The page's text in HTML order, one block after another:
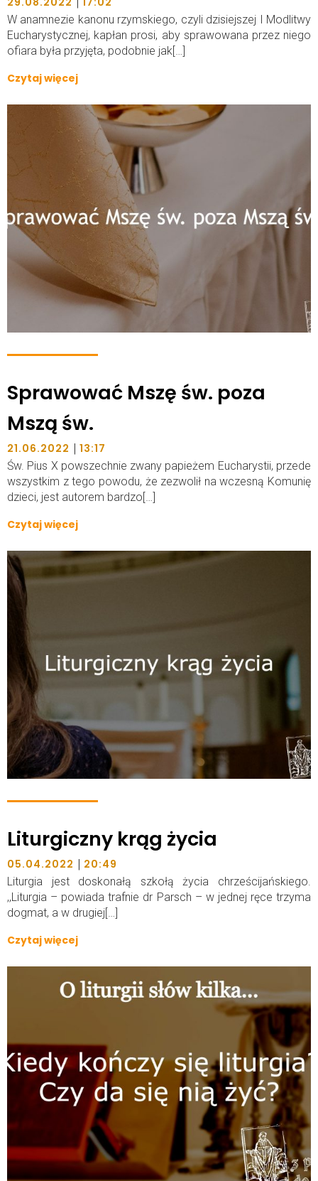
W anamnezie kanonu rzymskiego, czyli dzisiejszej I Modlitwy
Eucharystycznej, kapłan prosi, aby sprawowana przez niego
ofiara była przyjęta, podobnie jak[…]
Czytaj więcej
Sprawować Mszę św. poza
Mszą św.
21.06.2022 | 13:17
Św. Pius X powszechnie zwany papieżem Eucharystii, przede
wszystkim z tego powodu, że zezwolił na wczesną Komunię
dzieci, jest autorem bardzo[…]
Czytaj więcej
Liturgiczny krąg życia
05.04.2022 | 20:49
Liturgia jest doskonałą szkołą życia chrześcijańskiego.
,,Liturgia – powiada trafnie dr Parsch – w jednej ręce trzyma
dogmat, a w drugiej[…]
Czytaj więcej